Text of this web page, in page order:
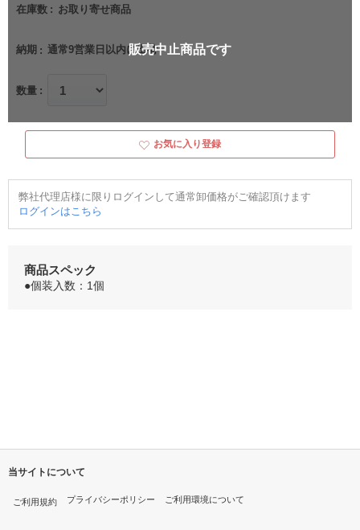
在庫数 お取り寄せ商品
納期 通常9営業日以内に出荷
数量
販売中止商品です
お気に入り登録
弊社代理店様に限りログインして通常卸価格がご確認頂けます
ログインはこちら
商品スペック
●個装入数：1個
当サイトについて
ご利用規約 プライバシーポリシー ご利用環境について